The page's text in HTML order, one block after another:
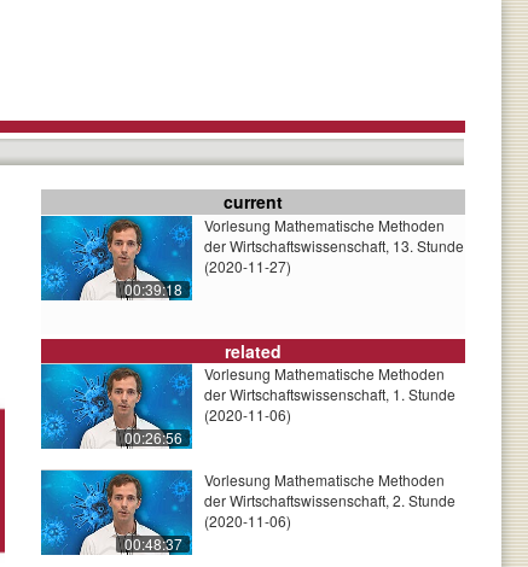
current
00:39:18
Vorlesung Mathematische Methoden
der Wirtschaftswissenschaft, 13. Stunde
(2020-11-27)
related
00:26:56
Vorlesung Mathematische Methoden
der Wirtschaftswissenschaft, 1. Stunde
(2020-11-06)
00:48:37
Vorlesung Mathematische Methoden
der Wirtschaftswissenschaft, 2. Stunde
(2020-11-06)